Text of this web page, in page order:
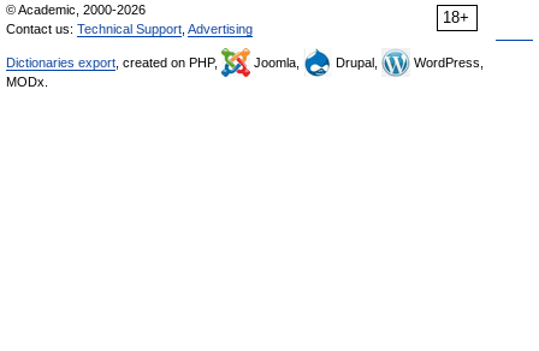
18+
© Academic, 2000-2026
Contact us: Technical Support Advertising
Dictionaries export , created on PHP, Joomla, Drupal,
WordPress,
MODx.